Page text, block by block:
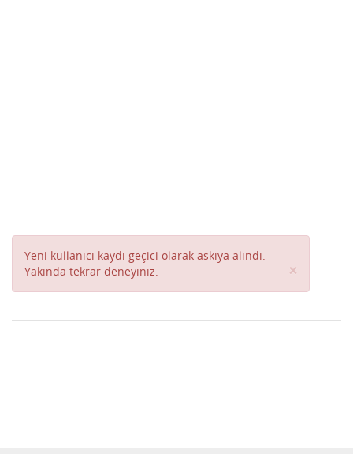
Yeni kullanıcı kaydı geçici olarak askıya alındı.
Yakında tekrar deneyiniz.
×